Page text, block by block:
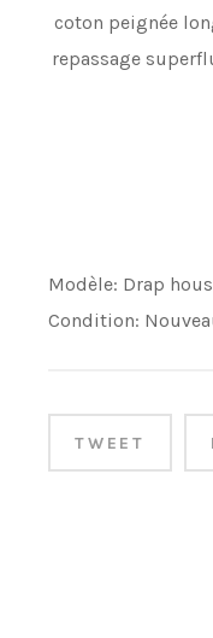
coton peignée
repassage
Modèle: Drap
Condition:
TWEET